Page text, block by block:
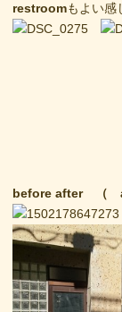
restroomもよい感
before after （